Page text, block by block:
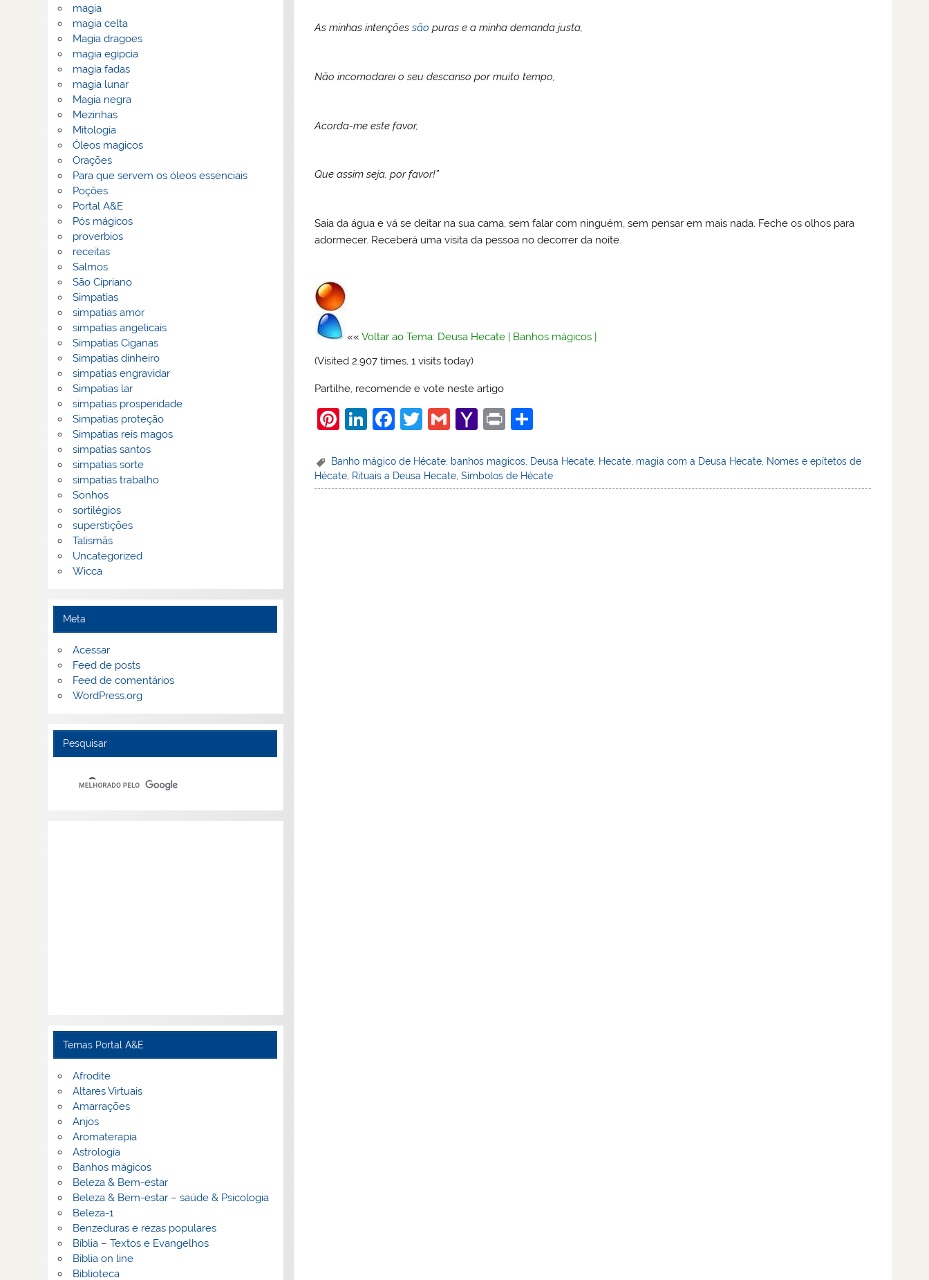
As minhas intençõessão puras e a minha demanda justa,
Não incomodarei o seu descanso por muito tempo,
Acorda-me este favor,
Que assim seja, por favor!”
Saia da água e vá se deitar na sua cama, sem falar com ninguém, sem pensar em mais nada. Feche os olhos para
adormecer. Receberá uma visita da pessoa no decorrer da noite.
««Voltar ao Tema: Deusa Hecate | Banhos mágicos |
(Visited 2.907 times, 1 visits today)
Partilhe, recomende e vote neste artigo
Pi
er
e
Li
k
e
F
c
e
T
itt
er
G
ai
l
Y
h
o
Pr
t
ar
e
Banho mágico de Hécate banhos magicos Deusa Hecate Hecate magia com a Deusa Hecate Nomes e epítetos de
Hécate, Rituais a Deusa Hecate,Símbolos de Hécate
magia
magia celta
Magia dragoes
magia egipcia
magia fadas
magia lunar
Magia negra
Mezinhas
Mitologia
Óleos magicos
Orações
Para que servem os óleos essenciais
Poções
Portal A&E
Pós mágicos
proverbios
receitas
Salmos
São Cipriano
Simpatias
simpatias amor
simpatias angelicais
Simpatias Ciganas
Simpatias dinheiro
simpatias engravidar
Simpatias lar
simpatias prosperidade
Simpatias proteção
Simpatias reis magos
simpatias santos
simpatias sorte
simpatias trabalho
Sonhos
sortilégios
superstições
Talismãs
Uncategorized
Wicca
Meta
Acessar
Feed de posts
Feed de comentários
WordPress.org
Pesquisar
Temas Portal A&E
Afrodite
Altares Virtuais
Amarrações
Anjos
Aromaterapia
Astrologia
Banhos mágicos
Beleza & Bem-estar
Beleza & Bem-estar – saúde & Psicologia
Beleza-1
Benzeduras e rezas populares
Bíblia – Textos e Evangelhos
Biblia on line
Biblioteca